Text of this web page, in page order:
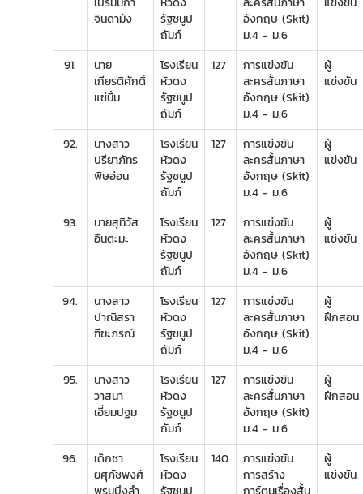
จินดามัง
รัฐชนูป
ถัมภ์
อังกฤษ (Skit)
ม.4 - ม.6
91.
นาย
เกียรติศักดิ์
แซ่นิ้ม
โรงเรียน
หัวดง
รัฐชนูป
ถัมภ์
127
การแข่งขัน
ละครสั้นภาษา
อังกฤษ (Skit)
ม.4 - ม.6
ผู้
แข่งขัน
92.
นางสาว
ปรียาภัทร
พิษอ่อน
โรงเรียน
หัวดง
รัฐชนูป
ถัมภ์
127
การแข่งขัน
ละครสั้นภาษา
อังกฤษ (Skit)
ม.4 - ม.6
ผู้
แข่งขัน
93.
นายสุทิวัส
อินตะมะ
โรงเรียน
หัวดง
รัฐชนูป
ถัมภ์
127
การแข่งขัน
ละครสั้นภาษา
อังกฤษ (Skit)
ม.4 - ม.6
ผู้
แข่งขัน
94.
นางสาว
ปาณิสรา
ฑีฆะภรณ์
โรงเรียน
หัวดง
รัฐชนูป
ถัมภ์
127
การแข่งขัน
ละครสั้นภาษา
อังกฤษ (Skit)
ม.4 - ม.6
ผู้
ฝึกสอน
95.
นางสาว
วาสนา
เอี่ยมปฐม
โรงเรียน
หัวดง
รัฐชนูป
ถัมภ์
127
การแข่งขัน
ละครสั้นภาษา
อังกฤษ (Skit)
ม.4 - ม.6
ผู้
ฝึกสอน
96.
เด็กชา
ยศุภัชพงศ์
โรงเรียน
หัวดง
140
การแข่งขัน
การสร้าง
ผู้
แข่งขัน